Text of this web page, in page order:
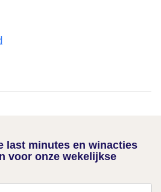
last minutes en winacties
voor onze wekelijkse